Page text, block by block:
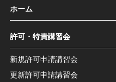
ホーム
許可・特責講習会
新規許可申請講習会
更新許可申請講習会